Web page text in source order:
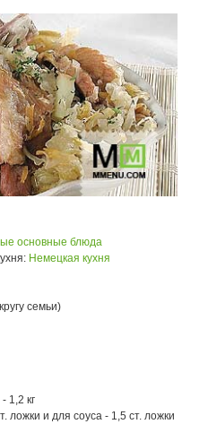
основные блюда
Немецкая кухня
семьи)
1,2 кг
ложки и для соуса - 1,5 ст. ложки